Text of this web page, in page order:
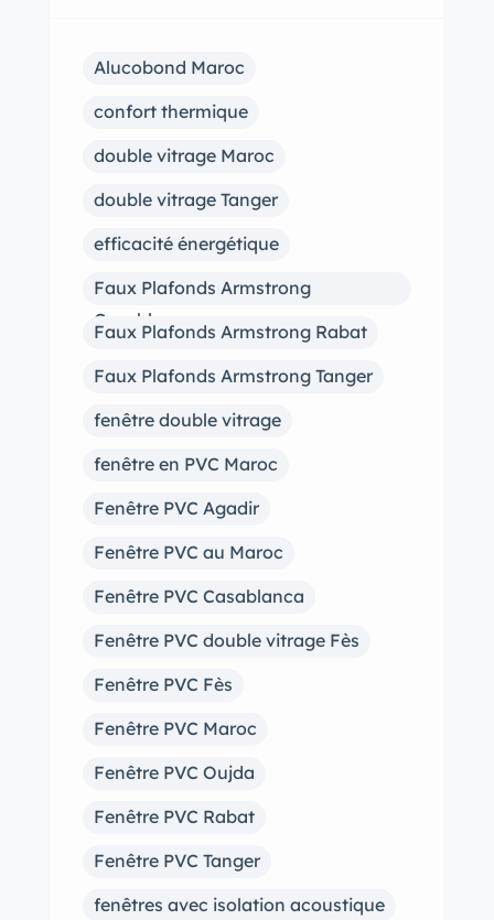
Alucobond Maroc
confort thermique
double vitrage Maroc
double vitrage Tanger
efficacité énergétique
Faux Plafonds Armstrong
Casablanca
Faux Plafonds Armstrong Rabat
Faux Plafonds Armstrong Tanger
fenêtre double vitrage
fenêtre en PVC Maroc
Fenêtre PVC Agadir
Fenêtre PVC au Maroc
Fenêtre PVC Casablanca
Fenêtre PVC double vitrage Fès
Fenêtre PVC Fès
Fenêtre PVC Maroc
Fenêtre PVC Oujda
Fenêtre PVC Rabat
Fenêtre PVC Tanger
fenêtres avec isolation acoustique